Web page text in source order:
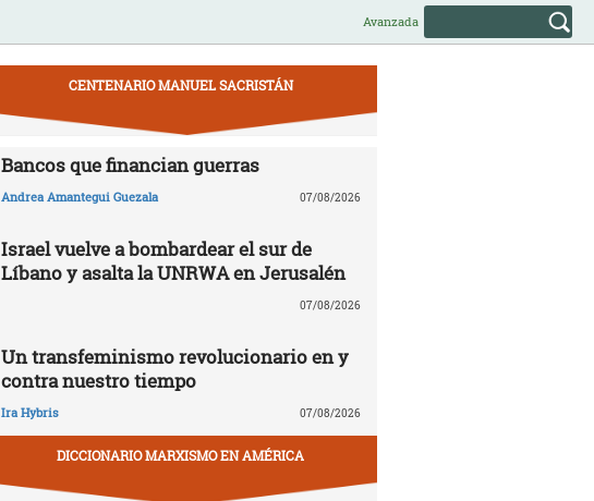
Avanzada
CENTENARIO MANUEL SACRISTÁN
Bancos que financian guerras
Andrea Amantegui Guezala 07/08/2026
Israel vuelve a bombardear el sur de
Líbano y asalta la UNRWA en Jerusalén
07/08/2026
Un transfeminismo revolucionario en y
contra nuestro tiempo
Ira Hybris 07/08/2026
DICCIONARIO MARXISMO EN AMÉRICA